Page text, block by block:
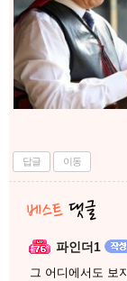
답글 이동
파인더1
그 어디에서도 보